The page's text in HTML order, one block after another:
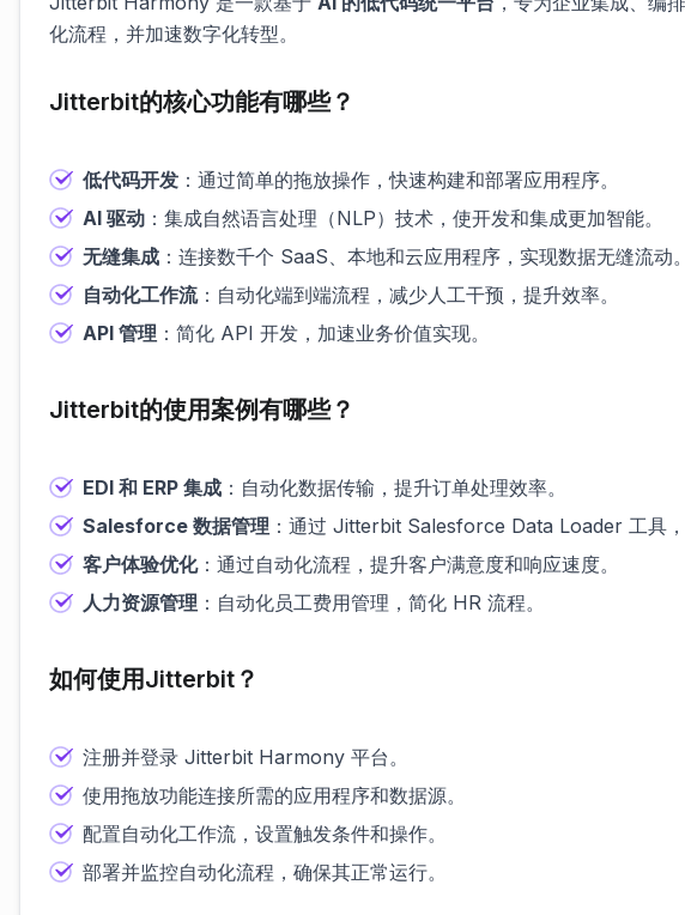
化流程，并加速数字化转型。
Jitterbit的核心功能有哪些？
低代码开发 ：通过简单的拖放操作，快速构建和部署应用程序。
AI 驱动 ：集成自然语言处理（NLP）技术，使开发和集成更加智能。
无缝集成 ：连接数千个 SaaS、本地和云应用程序，实现数据无缝流动。
自动化工作流：自动化端到端流程，减少人工干预，提升效率。
API 管理 ：简化 API 开发，加速业务价值实现。
Jitterbit的使用案例有哪些？
EDI 和 ERP 集成 ：自动化数据传输，提升订单处理效率。
Salesforce 数据管理 ：通过 Jitterbit Salesforce Data Loader 工具
客户体验优化：通过自动化流程，提升客户满意度和响应速度。
人力资源管理 ：自动化员工费用管理，简化 HR 流程。
如何使用Jitterbit？
注册并登录 Jitterbit Harmony 平台。
使用拖放功能连接所需的应用程序和数据源。
配置自动化工作流，设置触发条件和操作。
部署并监控自动化流程，确保其正常运行。